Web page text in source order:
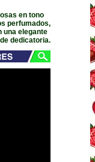
en tono
perfumados,
una elegante
dedicatoria.